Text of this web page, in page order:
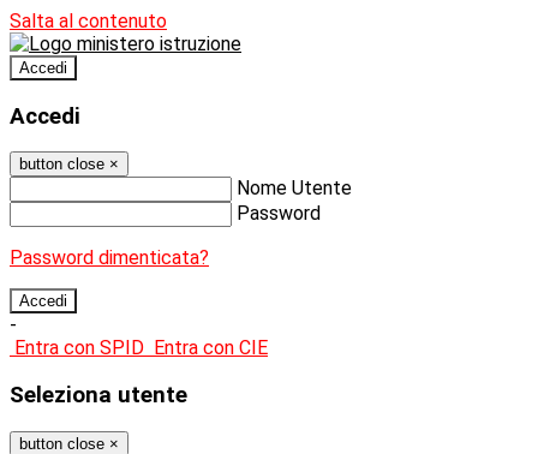
Salta al contenuto
Accedi
Accedi
button close ×
Nome Utente
Password
Password dimenticata?
-
Entra con SPID Entra con CIE
Seleziona utente
button close ×